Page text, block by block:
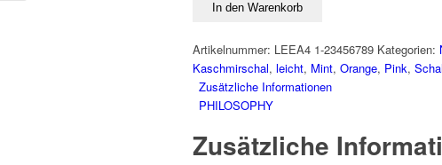
In den Warenkorb
Artikelnummer: LEEA4 1-23456789 Kategorien:
Kaschmirschal, leicht, Mint, Orange, Pink, Schal
Zusätzliche Informationen
PHILOSOPHY
Zusätzliche